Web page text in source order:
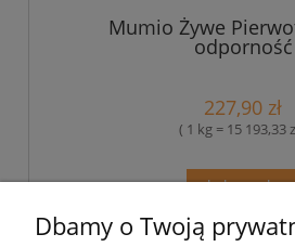
Mumio Żywe
odporność
227,90 zł
( 1 kg = 15 193,33
do koszyka
Dbamy o Twoją